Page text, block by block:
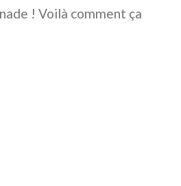
! Voilà comment ça